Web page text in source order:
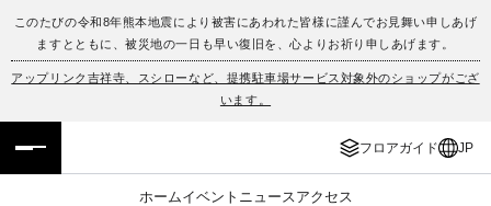
このたびの令和8年熊本地震により被害にあわれた皆様に謹んでお見舞い申しあげ
ますとともに、被災地の一日も早い復旧を、心よりお祈り申しあげます。
アップリンク吉祥寺、スシローなど、提携駐車場サービス対象外のショップがござ
います。
フロアガイド JP
ホームイベント ニュース アクセス
フロアガイド
イベント・ポップアップ
ENGLISH
簡体字